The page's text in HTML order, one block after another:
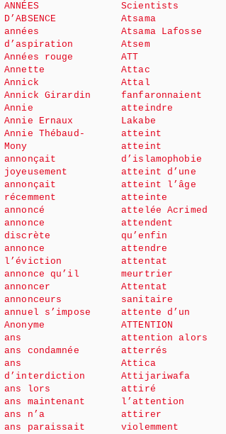
ANNÉES
D’ABSENCE
années
d’aspiration
Années rouge
Annette
Annick
Annick Girardin
Annie
Annie Ernaux
Annie Thébaud-
Mony
annonçait
joyeusement
annonçait
récemment
annoncé
annonce
discrète
annonce
l’éviction
annonce qu’il
annoncer
annonceurs
annuel s’impose
Anonyme
ans
ans condamnée
ans
d’interdiction
ans lors
ans maintenant
ans n’a
ans paraissait
Scientists
Atsama
Atsama Lafosse
Atsem
ATT
Attac
Attal
fanfaronnaient
atteindre
Lakabe
atteint
atteint
d’islamophobie
atteint d’une
atteint l’âge
atteinte
attelée Acrimed
attendent
qu’enfin
attendre
attentat
meurtrier
Attentat
sanitaire
attente d’un
ATTENTION
attention alors
atterrés
Attica
Attijariwafa
attiré
l’attention
attirer
violemment